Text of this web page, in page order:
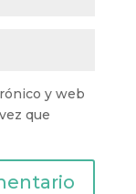
y web
que